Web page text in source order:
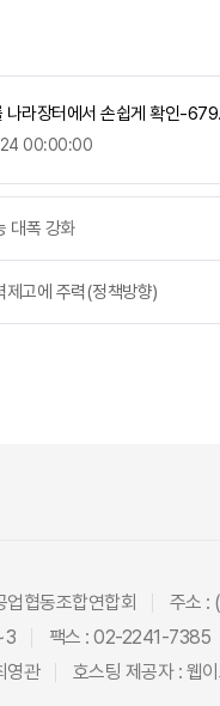
나라장터에서 손쉽게 확인-
24 00:00:00
대폭 강화
제고에 주력(정책방향)
협동조합연합회 주소 :
팩스 : 02-2241-7385
영관
호스팅 제공자 : 웹